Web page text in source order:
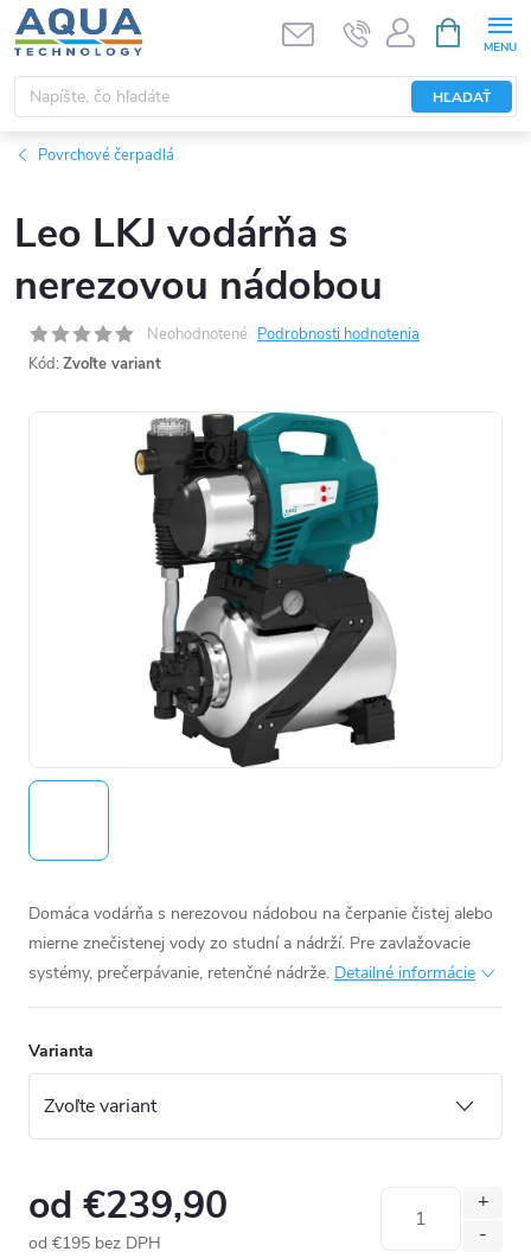
Prejsť
na
obsah
HĽADAŤ
KOŠÍK
Povrchové čerpadlá
Leo LKJ vodárňa s
nerezovou nádobou
Neohodnotené Podrobnosti hodnotenia
Kód: Zvoľte variant
Domáca vodárňa s nerezovou nádobou na čerpanie čistej alebo
mierne znečistenej vody zo studní a nádrží. Pre zavlažovacie
systémy, prečerpávanie, retenčné nádrže. Detailné informácie
Varianta
od €239,90
od €195 bez DPH